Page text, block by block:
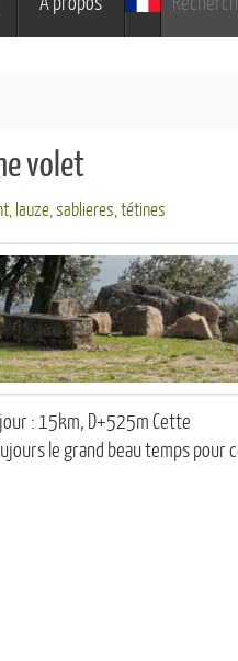
volet
, lauze,sablieres,tétines
: 15km, D+525m Cette
le grand beau temps pour